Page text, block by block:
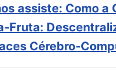
assiste: Como
Fruta:
Cérebro-